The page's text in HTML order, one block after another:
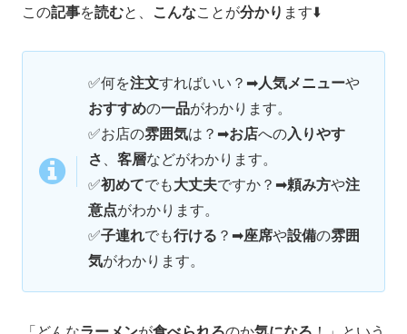
この記事を読むと、 こんなことが分かり ます⬇️
✅何を注文すればいい？➡人気メニューや
おすすめの一品がわかります。
✅お店の雰囲気は？➡お店への入りやす
さ、 客層などがわかります。
✅初めてでも大丈夫ですか？➡頼み方や注
意点がわかります。
✅子連れでも行ける ？➡座席や設備の雰囲
気がわかります。